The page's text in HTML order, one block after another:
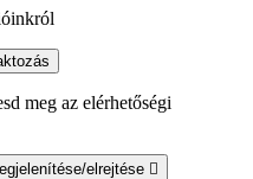
meg az elérhetőségi
elrejtése 